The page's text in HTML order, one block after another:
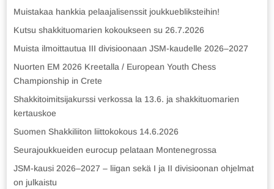
Muistakaa hankkia pelaajalisenssit joukkuebliksteihin!
Kutsu shakkituomarien kokoukseen su 26.7.2026
Muista ilmoittautua III divisioonaan JSM-kaudelle 2026–2027
Nuorten EM 2026 Kreetalla / European Youth Chess
Championship in Crete
Shakkitoimitsijakurssi verkossa la 13.6. ja shakkituomarien
kertauskoe
Suomen Shakkiliiton liittokokous 14.6.2026
Seurajoukkueiden eurocup pelataan Montenegrossa
JSM-kausi 2026–2027 – liigan sekä I ja II divisioonan ohjelmat
on julkaistu